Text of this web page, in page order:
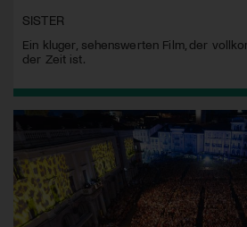
SISTER
Ein kluger, sehenswerten Film, der
der Zeit ist.